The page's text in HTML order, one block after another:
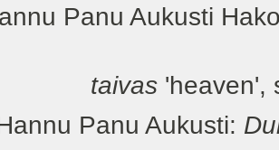
Panu Aukusti
taivas 'heaven',
Panu Aukusti: